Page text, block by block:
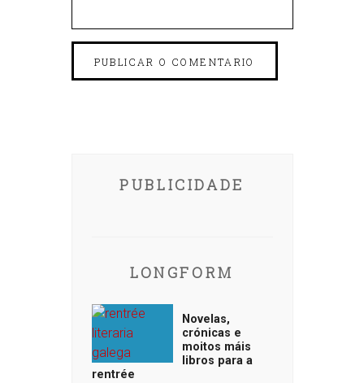
PUBLICIDADE
LONGFORM
Novelas,
crónicas e
moitos máis
libros para a
rentrée